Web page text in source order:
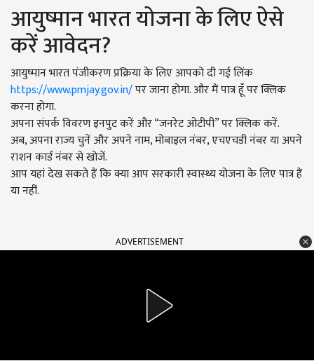
आयुष्मान भारत योजना के लिए ऐसे
करें आवेदन?
आयुष्मान भारत पंजीकरण प्रक्रिया के लिए आपको दी गई लिंक
https://www.pmjay.gov.in/पर जाना होगा. और मैं पात्र हूँ पर क्लिक
करना होगा.
अपना संपर्क विवरण इनपुट करें और “जनरेट ओटीपी” पर क्लिक करें.
अब, अपना राज्य चुनें और अपने नाम, मोबाइल नंबर, एचएचडी नंबर या अपने
राशन कार्ड नंबर से खोजें.
आप यहां देख सकते हैं कि क्या आप सरकारी स्वास्थ्य योजना के लिए पात्र हैं
या नहीं.
ADVERTISEMENT